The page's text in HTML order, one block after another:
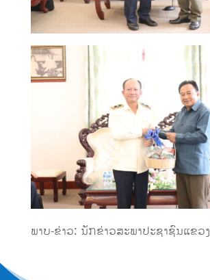
ພາບ-ຂ່າວ: ນັກຂ່າວສະພາປະຊາຊົນແຂວງ